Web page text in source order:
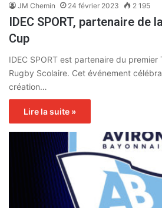
JM Chemin 24 février 2023 2 195
IDEC SPORT, partenaire de
Cup
IDEC SPORT est partenaire du premier
Rugby Scolaire. Cet événement
création…
Lire la suite »